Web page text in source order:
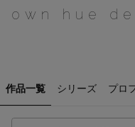
own hue
作品一覧 シリーズ プロ